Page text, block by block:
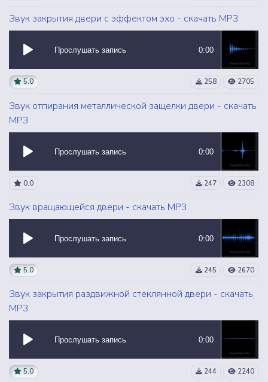
Звук закрытия двери с эффектом эхо - скачать MP3
Прослушать запись 0:00
5.0 258 2705
Звук отпирания металлической защелки двери - скачать
MP3
Прослушать запись 0:00
0.0 247 2308
Звук вращающейся двери - скачать MP3
Прослушать запись 0:00
5.0 245 2670
Звук закрытия раздвижной стеклянной двери - скачать
MP3
Прослушать запись 0:00
5.0 244 2240